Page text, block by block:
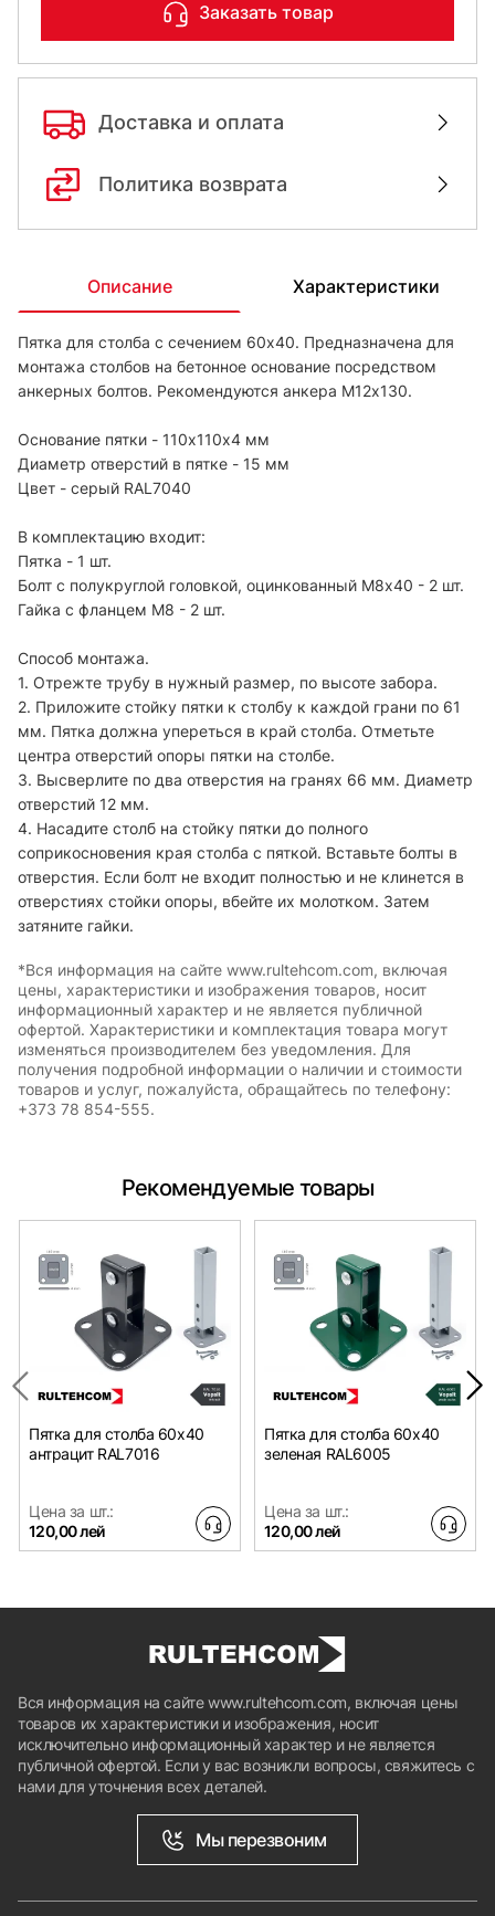
Заказать товар
Доставка и оплата
Политика возврата
Описание Характеристики
Пятка для столба с сечением 60х40. Предназначена для
монтажа столбов на бетонное основание посредством
анкерных болтов. Рекомендуются анкера М12х130.
Основание пятки - 110х110х4 мм
Диаметр отверстий в пятке - 15 мм
Цвет - серый RAL7040
В комплектацию входит:
Пятка - 1 шт.
Болт c полукруглой головкой, оцинкованный М8х40 - 2 шт.
Гайка с фланцем М8 - 2 шт.
Способ монтажа.
1. Отрежте трубу в нужный размер, по высоте забора.
2. Приложите стойку пятки к столбу к каждой грани по 61
мм. Пятка должна упереться в край столба. Отметьте
центра отверстий опоры пятки на столбе.
3. Высверлите по два отверстия на гранях 66 мм. Диаметр
отверстий 12 мм.
4. Насадите столб на стойку пятки до полного
соприкосновения края столба с пяткой. Вставьте болты в
отверстия. Если болт не входит полностью и не клинется в
отверстиях стойки опоры, вбейте их молотком. Затем
затяните гайки.
*Вся информация на сайте www.rultehcom.com, включая
цены, характеристики и изображения товаров, носит
информационный характер и не является публичной
офертой. Характеристики и комплектация товара могут
изменяться производителем без уведомления. Для
получения подробной информации о наличии и стоимости
товаров и услуг, пожалуйста, обращайтесь по телефону:
+373 78 854-555.
Рекомендуемые товары
Пятка для столба 60x40
антрацит RAL7016
Цена за шт.:
120,00 лей
Пятка для столба 60x40
зеленая RAL6005
Цена за шт.:
120,00 лей
Вся информация на сайте www.rultehcom.com, включая цены
товаров их характеристики и изображения, носит
исключительно информационный характер и не является
публичной офертой. Если у вас возникли вопросы, свяжитесь с
нами для уточнения всех деталей.
Мы перезвоним